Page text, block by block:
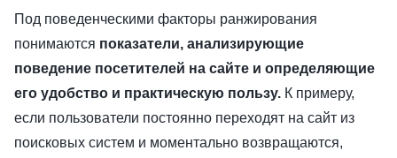
Под поведенческими факторы ранжирования
понимаются показатели, анализирующие
поведение посетителей на сайте и определяющие
его удобство и практическую пользу. К примеру,
если пользователи постоянно переходят на сайт из
поисковых систем и моментально возвращаются,